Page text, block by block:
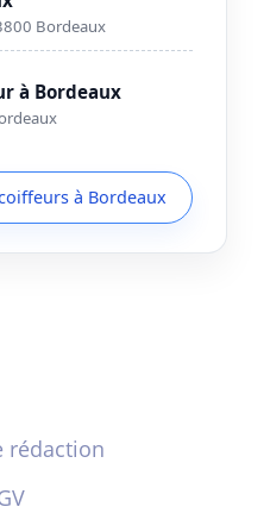
Bordeaux
à Bordeaux
à Bordeaux
rédaction